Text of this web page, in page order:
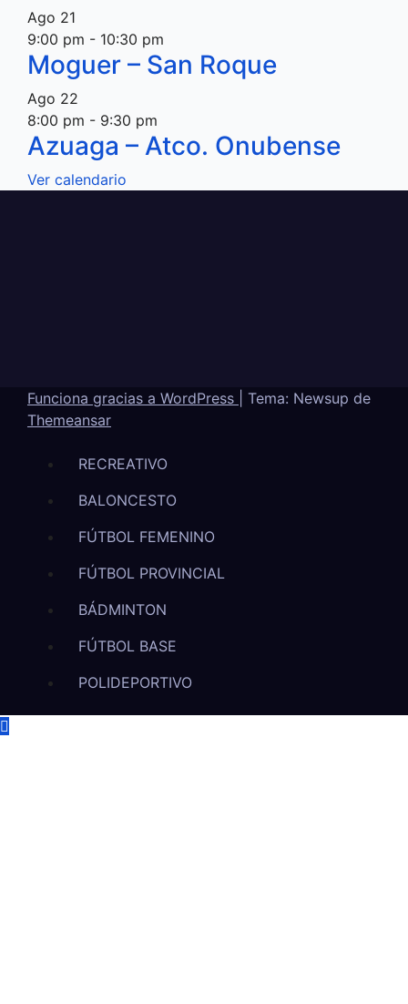
Ago 21
9:00 pm - 10:30 pm
Moguer – San Roque
Ago 22
8:00 pm - 9:30 pm
Azuaga – Atco. Onubense
Ver calendario
Funciona gracias a WordPress
Tema: Newsup de
Themeansar
RECREATIVO
BALONCESTO
FÚTBOL FEMENINO
FÚTBOL PROVINCIAL
BÁDMINTON
FÚTBOL BASE
POLIDEPORTIVO